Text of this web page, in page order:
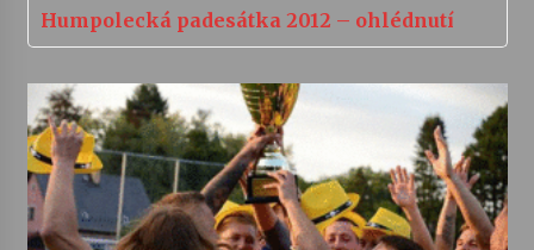
Humpolecká padesátka 2012 – ohlédnutí